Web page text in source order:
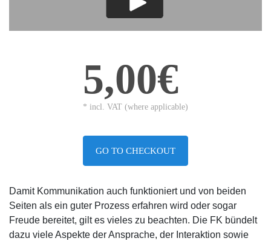
5,00€
* incl. VAT (where applicable)
GO TO CHECKOUT
Damit Kommunikation auch funktioniert und von beiden
Seiten als ein guter Prozess erfahren wird oder sogar
Freude bereitet, gilt es vieles zu beachten. Die FK bündelt
dazu viele Aspekte der Ansprache, der Interaktion sowie